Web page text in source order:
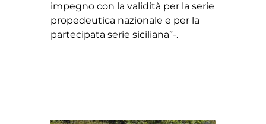
impegno con la validità per la serie
propedeutica nazionale e per la
partecipata serie siciliana”-.